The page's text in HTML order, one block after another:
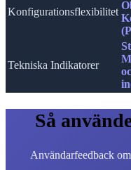
Konfigurationsflexibilitet
Tekniska Indikatorer
Så
Användarfeedback